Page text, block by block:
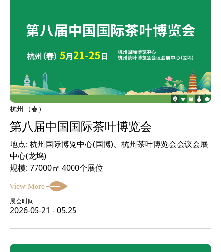
杭州（春）
第八届中国国际茶叶博览会
地点: 杭州国际博览中心(国博)、杭州茶叶博览会会议会展
中心(龙坞)
规模: 77000㎡ 4000个展位
View More
展会时间
2026-05-21 - 05.25